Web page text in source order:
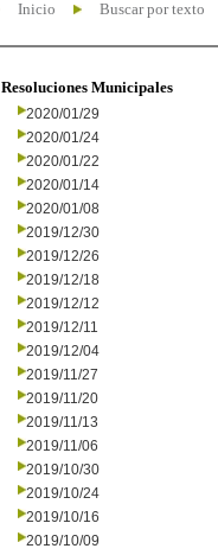
Inicio Buscar por texto
Resoluciones Municipales
2020/01/29
2020/01/24
2020/01/22
2020/01/14
2020/01/08
2019/12/30
2019/12/26
2019/12/18
2019/12/12
2019/12/11
2019/12/04
2019/11/27
2019/11/20
2019/11/13
2019/11/06
2019/10/30
2019/10/24
2019/10/16
2019/10/09